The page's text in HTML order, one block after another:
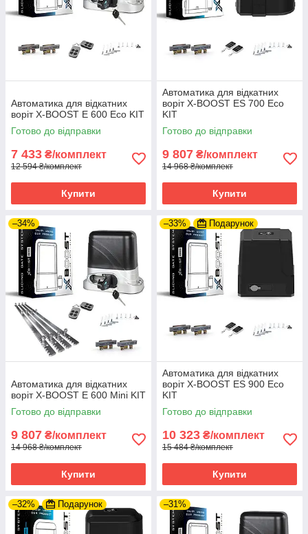
Автоматика для відкатних
воріт X-BOOST E 600 Eco KIT
Готово до відправки
7 433 ₴/комплект
12 594 ₴/комплект
Купити
Автоматика для відкатних
воріт X-BOOST ES 700 Eco
KIT
Готово до відправки
9 807 ₴/комплект
14 968 ₴/комплект
Купити
–34%
Автоматика для відкатних
воріт X-BOOST E 600 Mini KIT
Готово до відправки
9 807 ₴/комплект
14 968 ₴/комплект
Купити
–33% Подарунок
Автоматика для відкатних
воріт X-BOOST ES 900 Eco
KIT
Готово до відправки
10 323 ₴/комплект
15 484 ₴/комплект
Купити
–32% Подарунок –31%